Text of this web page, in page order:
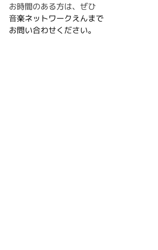
お時間のある方は、ぜひ
音楽ネットワークえんまで
お問い合わせください。